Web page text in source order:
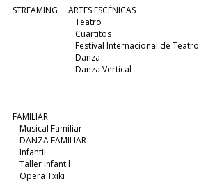
STREAMING
ARTES ESCÉNICAS
Teatro
Cuartitos
Festival Internacional de Teatro
Danza
Danza Vertical
FAMILIAR
Musical Familiar
DANZA FAMILIAR
Infantil
Taller Infantil
Opera Txiki